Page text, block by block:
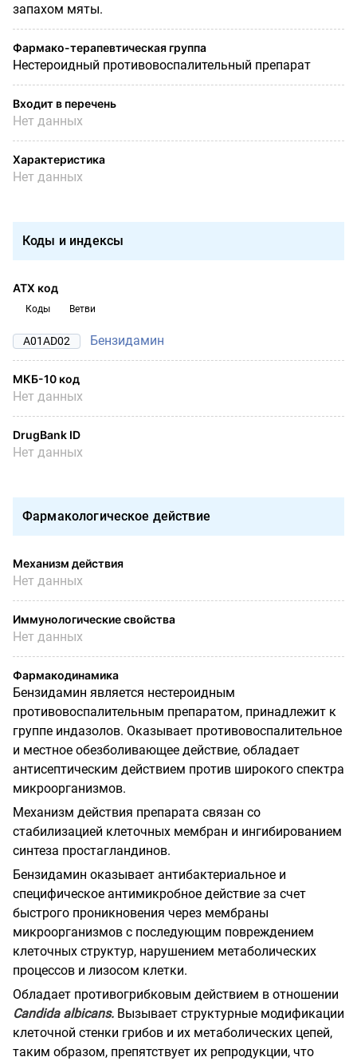
запахом мяты.
Фармако-терапевтическая группа
Нестероидный противовоспалительный препарат
Входит в перечень
Нет данных
Характеристика
Нет данных
Коды и индексы
АТХ код
Коды Ветви
A01AD02 Бензидамин
МКБ-10 код
Нет данных
DrugBank ID
Нет данных
Фармакологическое действие
Механизм действия
Нет данных
Иммунологические свойства
Нет данных
Фармакодинамика
Бензидамин является нестероидным
противовоспалительным препаратом, принадлежит к
группе индазолов. Оказывает противовоспалительное
и местное обезболивающее действие, обладает
антисептическим действием против широкого спектра
микроорганизмов.
Механизм действия препарата связан со
стабилизацией клеточных мембран и ингибированием
синтеза простагландинов.
Бензидамин оказывает антибактериальное и
специфическое антимикробное действие за счет
быстрого проникновения через мембраны
микроорганизмов с последующим повреждением
клеточных структур, нарушением метаболических
процессов и лизосом клетки.
Обладает противогрибковым действием в отношении
Candida albicans. Вызывает структурные модификации
клеточной стенки грибов и их метаболических цепей,
таким образом, препятствует их репродукции, что